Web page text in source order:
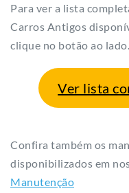
Para ver a lista
Carros Antigos
clique no botão ao lado.
Ver lista
Confira também os
disponibilizados em
Manutenção